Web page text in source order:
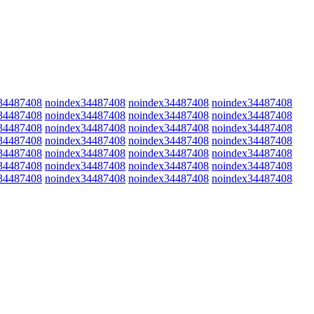
noindex34487408 noindex34487408 noindex34487408
noindex34487408 noindex34487408 noindex34487408
noindex34487408 noindex34487408 noindex34487408
noindex34487408 noindex34487408 noindex34487408
noindex34487408 noindex34487408 noindex34487408
noindex34487408 noindex34487408 noindex34487408
noindex34487408 noindex34487408 noindex34487408